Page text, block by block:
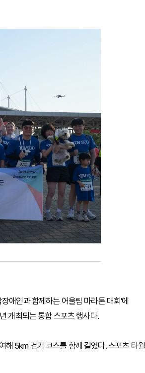
애인과 함께하는 어울림 마라톤 대회'에
개최되는 통합 스포츠 행사다.
해 5km 걷기 코스를 함께 걸었다. 스포츠 타월